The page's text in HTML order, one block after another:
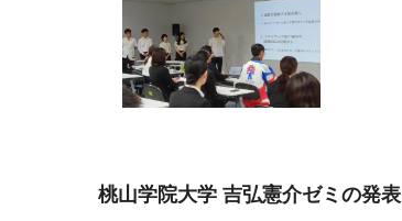
桃山学院大学 吉弘憲介ゼミの発表